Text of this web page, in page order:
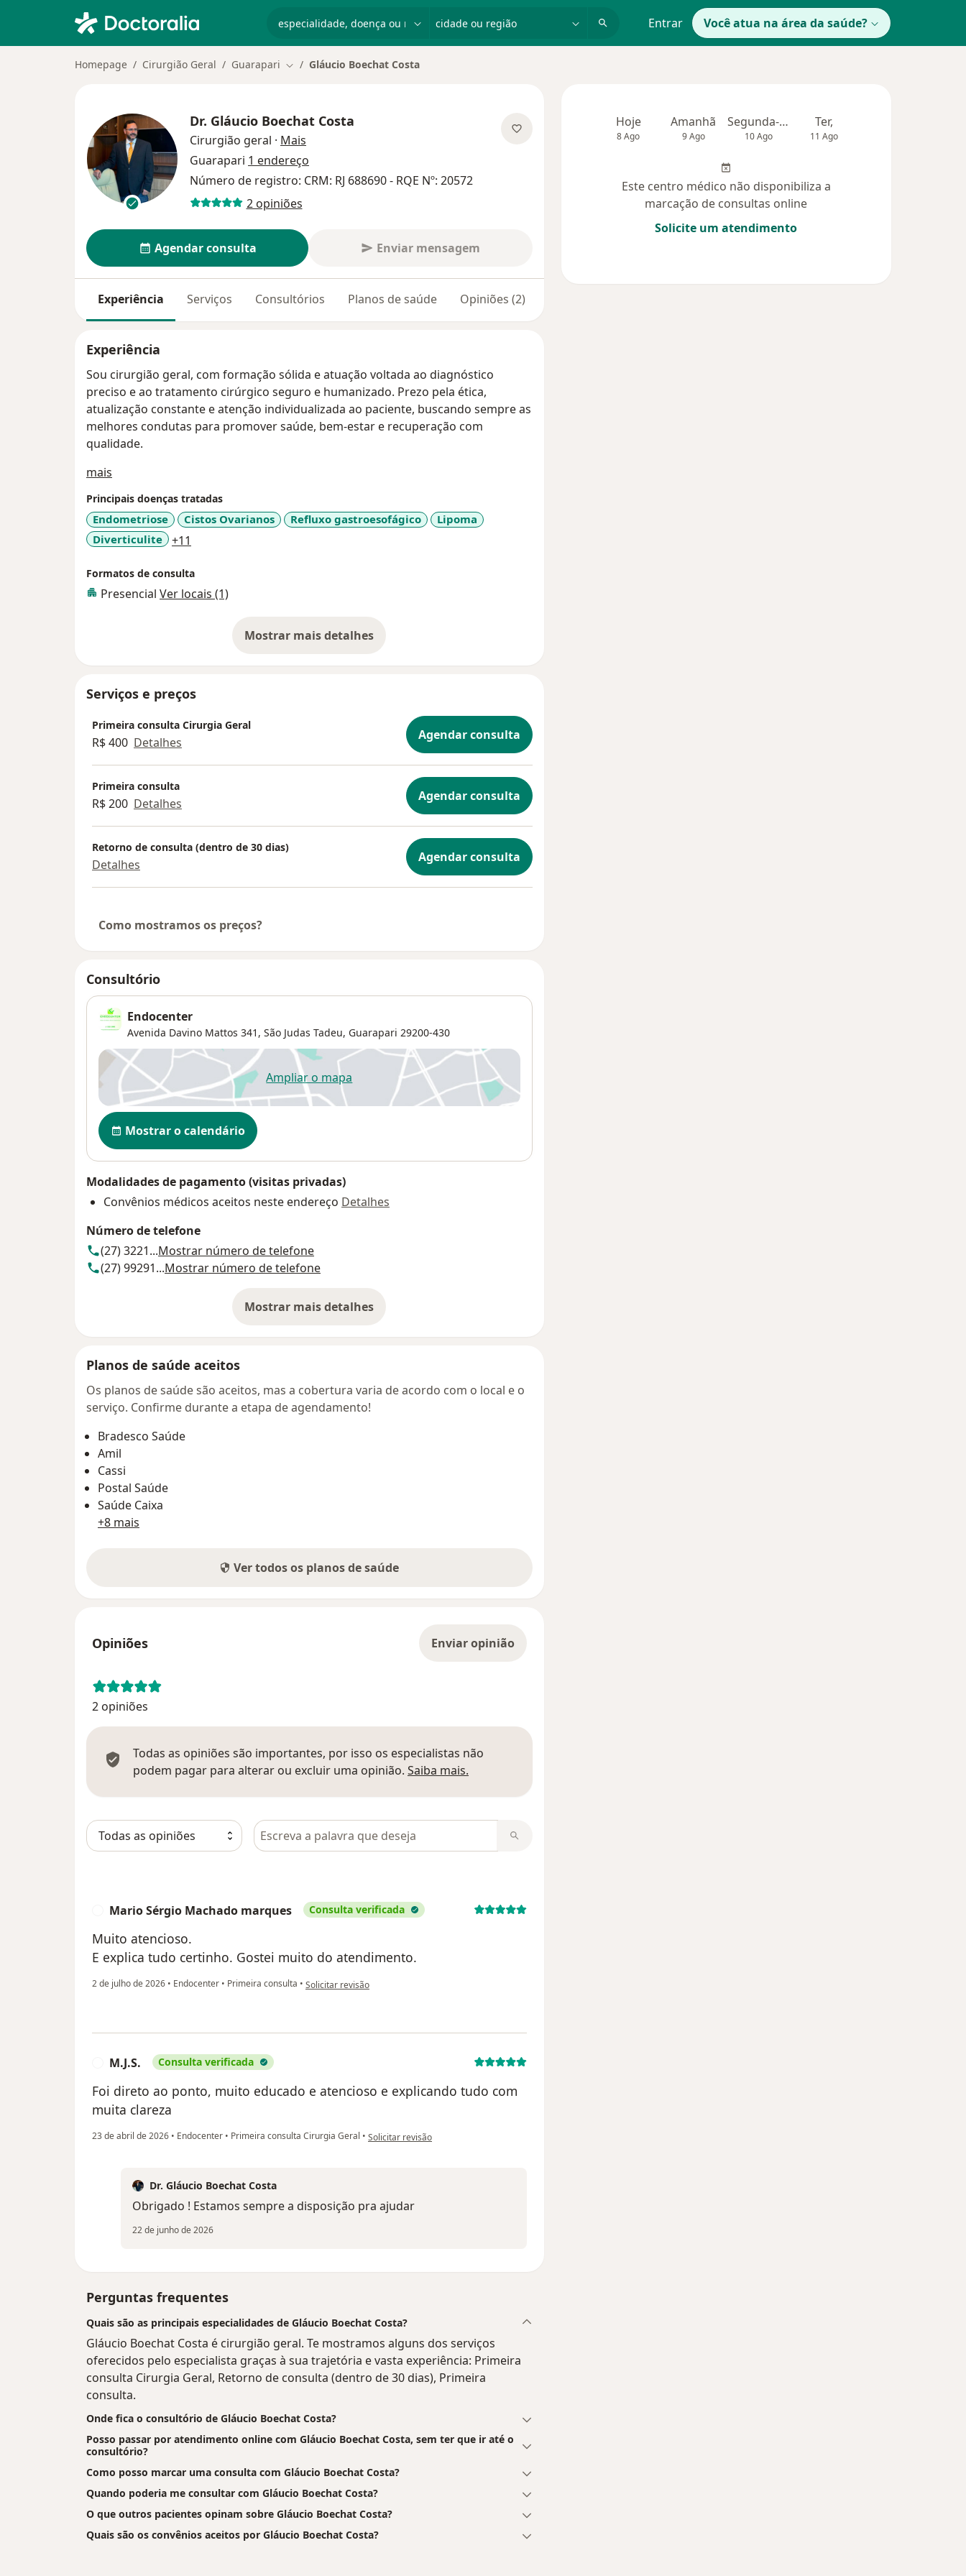
Entrar Você atua na área da saúde?
Homepage Cirurgião Geral Guarapari Mudar de cidade
Gláucio Boechat Costa
Dr. Gláucio Boechat Costa
Cirurgião geral · Mais
Guarapari 1 endereço
Número de registro: CRM: RJ 688690 - RQE Nº: 20572
2 opiniões
Agendar consulta Enviar mensagem
Experiência Serviços Consultórios Planos de saúde Opiniões (2)
Experiência
Sou cirurgião geral, com formação sólida e atuação voltada ao diagnóstico
preciso e ao tratamento cirúrgico seguro e humanizado. Prezo pela ética,
atualização constante e atenção individualizada ao paciente, buscando sempre as
melhores condutas para promover saúde, bem-estar e recuperação com
qualidade.
mais
Principais doenças tratadas
Endometriose Cistos Ovarianos Refluxo gastroesofágico
Lipoma
Diverticulite
+11
Formatos de consulta
Presencial Ver locais (1)
Mostrar mais detalhes
sobre a experiência
Serviços e preços
Primeira consulta Cirurgia Geral
R$ 400 Detalhes Agendar consulta
Primeira consulta
R$ 200 Detalhes Agendar consulta
Retorno de consulta (dentro de 30 dias)
Detalhes Agendar consulta
Como mostramos os preços?
Consultório
Endocenter
Avenida Davino Mattos 341, São Judas Tadeu, Guarapari 29200-430
Ampliar o mapaabre num novo separador
Disponibilidade
Mostrar o calendário
Modalidades de pagamento (visitas privadas)
Convênios médicos aceitos neste endereço Detalhes
Número de telefone
(27) 3221...Mostrar número de telefone
(27) 99291...Mostrar número de telefone
Mostrar mais detalhes
sobre o endereço
Planos de saúde aceitos
Os planos de saúde são aceitos, mas a cobertura varia de acordo com o local e o
serviço. Confirme durante a etapa de agendamento!
Bradesco Saúde
Amil
Cassi
Postal Saúde
Saúde Caixa
+8 mais
Ver todos os planos de saúde
Opiniões Enviar opinião
2 opiniões
Todas as opiniões são importantes, por isso os especialistas não
podem pagar para alterar ou excluir uma opinião. Saiba mais.
Pesquisar em opiniões
Mario Sérgio Machado marques Consulta verificada
Muito atencioso.
E explica tudo certinho. Gostei muito do atendimento.
2 de julho de 2026 • Endocenter • Primeira consulta • na opinião do utilizador Mario Sérgio Machado marques
Solicitar revisão
M.J.S. Consulta verificada
Foi direto ao ponto, muito educado e atencioso e explicando tudo com
muita clareza
23 de abril de 2026 • Endocenter • Primeira consulta Cirurgia Geral • na opinião do utilizador M.J.S.
Solicitar revisão
Dr. Gláucio Boechat Costa
Obrigado ! Estamos sempre a disposição pra ajudar
22 de junho de 2026
Perguntas frequentes
Quais são as principais especialidades de Gláucio Boechat Costa?
Gláucio Boechat Costa é cirurgião geral. Te mostramos alguns dos serviços
oferecidos pelo especialista graças à sua trajetória e vasta experiência: Primeira
consulta Cirurgia Geral, Retorno de consulta (dentro de 30 dias), Primeira
consulta.
Onde fica o consultório de Gláucio Boechat Costa?
Posso passar por atendimento online com Gláucio Boechat Costa, sem ter que ir até o
consultório?
Como posso marcar uma consulta com Gláucio Boechat Costa?
Quando poderia me consultar com Gláucio Boechat Costa?
O que outros pacientes opinam sobre Gláucio Boechat Costa?
Quais são os convênios aceitos por Gláucio Boechat Costa?
Hoje
8 Ago
Amanhã
9 Ago
Segunda-feira
10 Ago
Ter,
11 Ago
Este centro médico não disponibiliza a
marcação de consultas online
Solicite um atendimento